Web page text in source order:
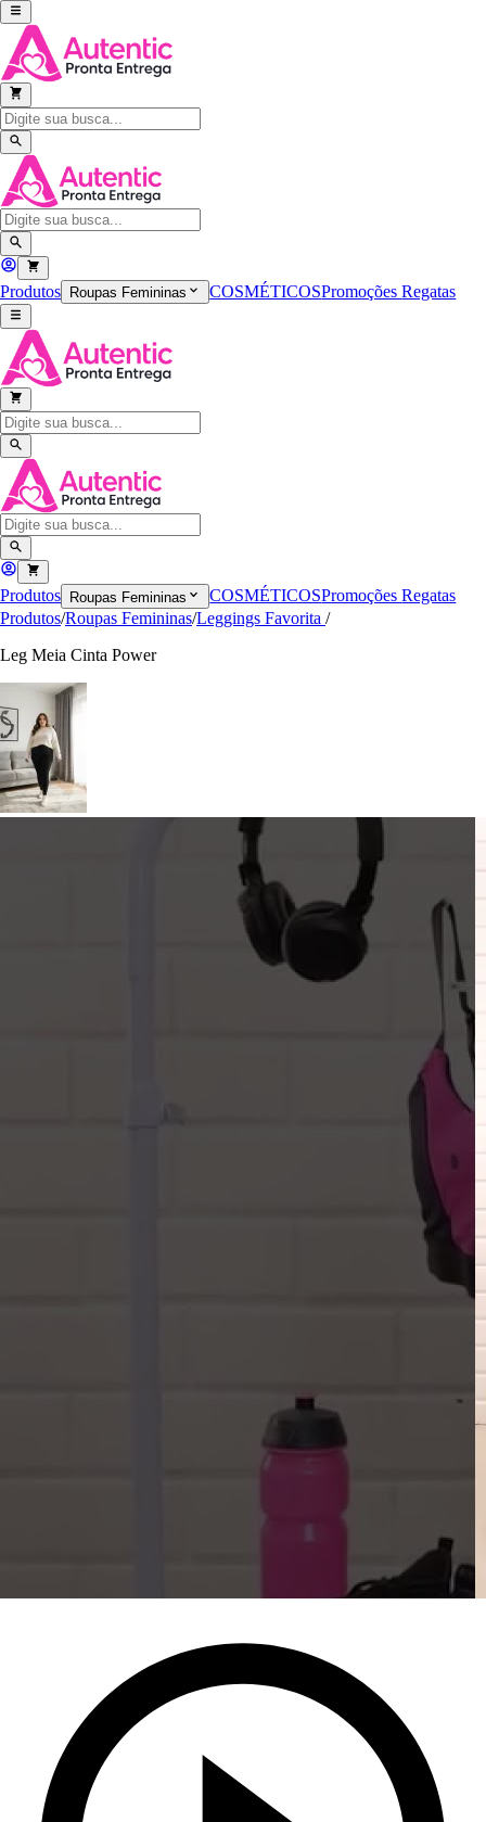
Produtos Roupas Femininas COSMÉTICOSPromoçõesRegatas
Produtos Roupas Femininas COSMÉTICOSPromoçõesRegatas
Produtos/Roupas Femininas/Leggings Favorita /
Leg Meia Cinta Power